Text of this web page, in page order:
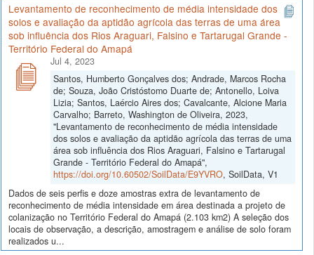
Levantamento de reconhecimento de média intensidade dos
solos e avaliação da aptidão agrícola das terras de uma área
sob influência dos Rios Araguari, Falsino e Tartarugal Grande -
Território Federal do Amapá
Jul 4, 2023
Santos, Humberto Gonçalves dos; Andrade, Marcos Rocha
de; Souza, João Cristóstomo Duarte de; Antonello, Loiva
Lizia; Santos, Laércio Aires dos; Cavalcante, Alcione Maria
Carvalho; Barreto, Washington de Oliveira, 2023,
"Levantamento de reconhecimento de média intensidade
dos solos e avaliação da aptidão agrícola das terras de uma
área sob influência dos Rios Araguari, Falsino e Tartarugal
Grande - Território Federal do Amapá",
https://doi.org/10.60502/SoilData/E9YVRO, SoilData, V1
Dados de seis perfis e doze amostras extra de levantamento de
reconhecimento de média intensidade em área destinada a projeto de
colanização no Território Federal do Amapá (2.103 km2) A seleção dos
locais de observação, a descrição, amostragem e análise de solo foram
realizados u...